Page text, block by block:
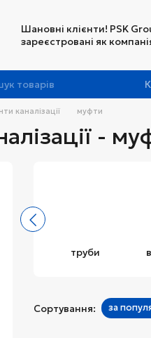
Шановні клієнти! PSK
зареєстровані як
каналізації муфти
-
труби
Сортування: за